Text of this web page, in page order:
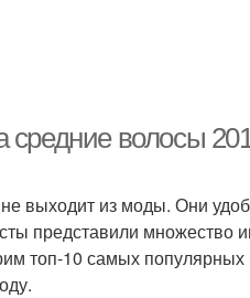
средние волосы
выходит из моды. Они
представили множество
топ-10 самых